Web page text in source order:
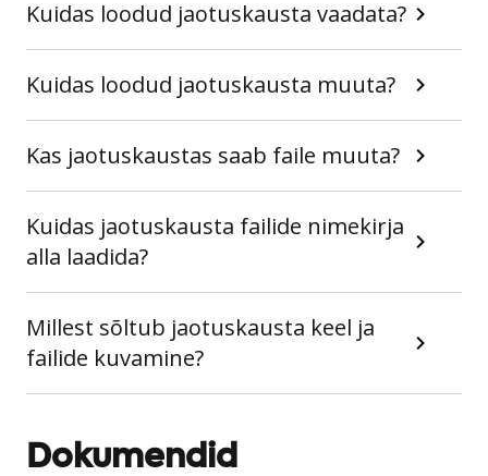
Kuidas loodud jaotuskausta vaadata?
Kuidas loodud jaotuskausta muuta?
Kas jaotuskaustas saab faile muuta?
Kuidas jaotuskausta failide nimekirja
alla laadida?
Millest sõltub jaotuskausta keel ja
failide kuvamine?
Dokumendid